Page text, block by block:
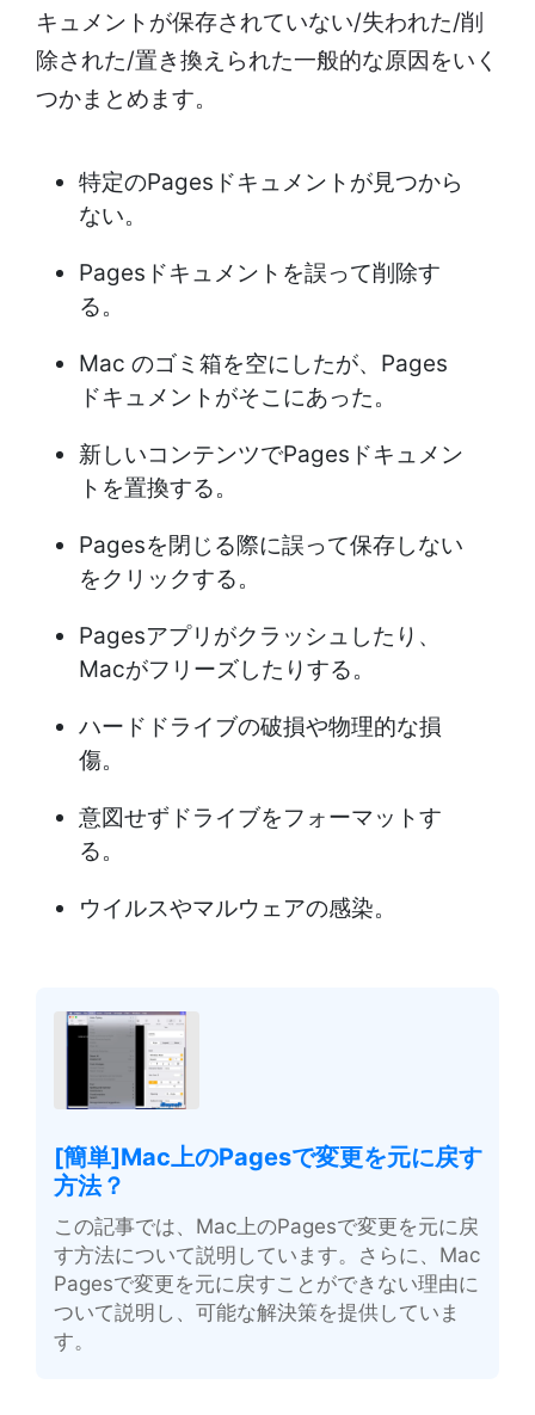
キュメントが保存されていない/失われた/削
除された/置き換えられた一般的な原因をいく
つかまとめます。
特定のPagesドキュメントが見つから
ない。
Pagesドキュメントを誤って削除す
る。
Mac のゴミ箱を空にしたが、Pages
ドキュメントがそこにあった。
新しいコンテンツでPagesドキュメン
トを置換する。
Pagesを閉じる際に誤って保存しない
をクリックする。
Pagesアプリがクラッシュしたり、
Macがフリーズしたりする。
ハードドライブの破損や物理的な損
傷。
意図せずドライブをフォーマットす
る。
ウイルスやマルウェアの感染。
[簡単]Mac上のPagesで変更を元に戻す
方法？
この記事では、Mac上のPagesで変更を元に戻
す方法について説明しています。さらに、Mac
Pagesで変更を元に戻すことができない理由に
ついて説明し、可能な解決策を提供していま
す。